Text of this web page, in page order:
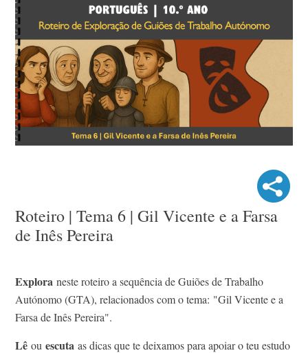
Roteiro | Tema 6 | Gil Vicente e a Farsa
de Inês Pereira
Explora neste roteiro a sequência de Guiões de Trabalho
Autónomo (GTA), relacionados com o tema: "Gil Vicente e a
Farsa de Inês Pereira".
Lê ou escuta as dicas que te deixamos para apoiar o teu estudo